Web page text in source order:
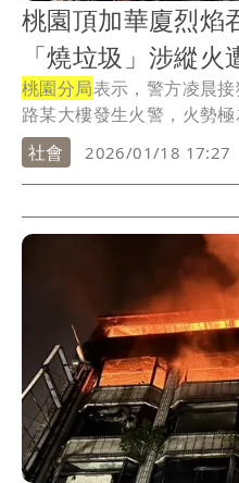
桃園頂加華廈烈
「燒垃圾」涉縱火
桃園分局表示，警方凌晨
路某大樓發生火警，火勢
鳴立...
社會 2026/01/18 17:27